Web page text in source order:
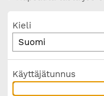
Kieli
Käyttäjätunnus